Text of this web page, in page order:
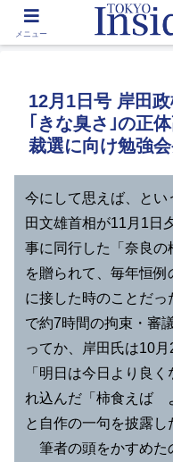
12月1日号 岸田
｢きな臭さ｣の正
裁選に向け勉強
今にして思えば、とい
田文雄首相が11月1日
事に同行した「奈良
を贈られて、毎年恒
に接した時のことだ
で約7時間の拘束・審
ってか、岸田氏は10
「明日は今日より良
れ込んだ「柿食えば
と自作の一句を披露し
筆者の頭をかすめた
メニュー